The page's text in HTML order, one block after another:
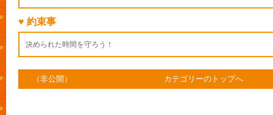
♥ 約束事
決められた時間を守ろう！
（非公開） カテゴリーのトップへ